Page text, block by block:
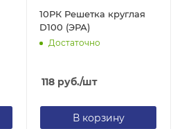
10РК Решетка круглая
D100 (ЭРА)
Достаточно
118 руб./шт
В корзину